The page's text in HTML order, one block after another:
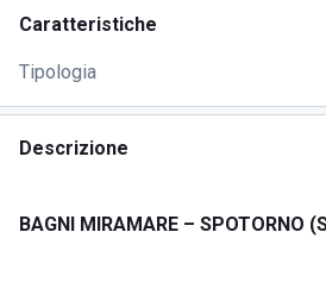
Caratteristiche
Tipologia
Descrizione
BAGNI MIRAMARE – SPOTORNO